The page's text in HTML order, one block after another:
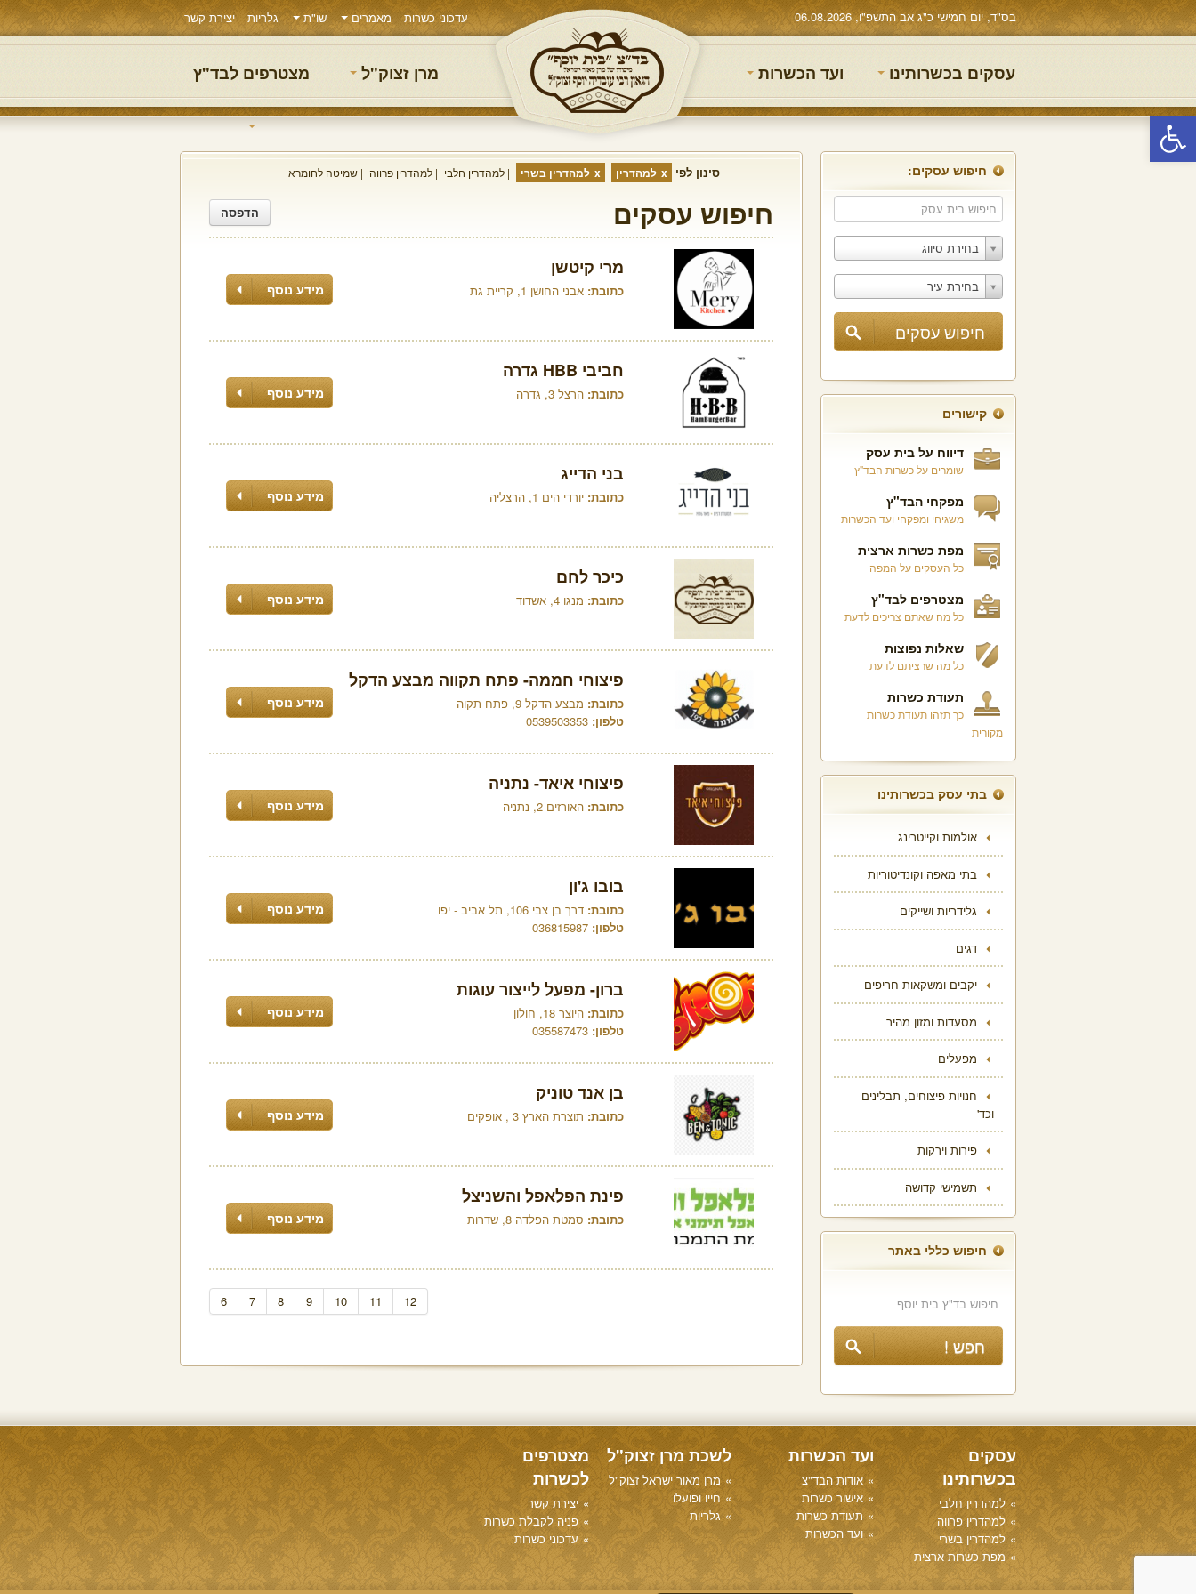
פתח סרגל נגישות
בס"ד, יום חמישי כ"ג אב התשפ"ו, 06.08.2026 עדכוני כשרות מאמרים שו"ת גלריות יצירת קשר
עסקים בכשרותינו ועד הכשרות מרן זצוק"ל מצטרפים לבד"ץ
חיפוש עסקים:
בחירת סיווג
בחירת עיר
קישורים
דיווח על בית עסק
שומרים על כשרות הבד"ץ
מפקחי הבד"ץ
משגיחי ומפקחי ועד הכשרות
מפת כשרות ארצית
כל העסקים על המפה
מצטרפים לבד"ץ
כל מה שאתם צריכים לדעת
שאלות נפוצות
כל מה שרציתם לדעת
תעודת כשרות
כך תזהו תעודת כשרות
מקורית
בתי עסק בכשרותינו
אולמות וקייטרינג
בתי מאפה וקונדיטוריות
גלידריות ושייקים
דגים
יקבים ומשקאות חריפים
מסעדות ומזון מהיר
מפעלים
חנויות פיצוחים, תבלינים
וכד'
פירות וירקות
תשמישי קדושה
חיפוש כללי באתר
סינון לפי למהדרין למהדרין בשרי למהדרין חלבי למהדרין פרווה שמיטה לחומרא
חיפוש עסקים הדפסה
מרי קיטשן
כתובת: אבני החושן 1, קריית גת מידע נוסף
חביבי HBB גדרה
כתובת: הרצל 3, גדרה מידע נוסף
בני הדייג
כתובת: יורדי הים 1, הרצליה מידע נוסף
כיכר לחם
כתובת: מנגו 4, אשדוד מידע נוסף
פיצוחי חממה- פתח תקווה מבצע הדקל
כתובת: מבצע הדקל 9, פתח תקוה
טלפון: 0539503353
מידע נוסף
פיצוחי איאד- נתניה
כתובת: האורזים 2, נתניה מידע נוסף
בובו ג'ון
כתובת: דרך בן צבי 106, תל אביב - יפו
טלפון: 036815987
מידע נוסף
ברון- מפעל לייצור עוגות
כתובת: היוצר 18, חולון
טלפון: 035587473
מידע נוסף
בן אנד טוניק
כתובת: תוצרת הארץ 3 , אופקים מידע נוסף
פינת הפלאפל והשניצל
כתובת: סמטת הפלדה 8, שדרות מידע נוסף
6 7 8 9 10 11 12
עסקים
בכשרותינו
למהדרין חלבי
למהדרין פרווה
למהדרין בשרי
מפת כשרות ארצית
ועד הכשרות
אודות הבד"צ
אישור כשרות
תעודת כשרות
ועד הכשרות
לשכת מרן זצוק"ל
מרן מאור ישראל זצוק"ל
חייו ופועלו
גלריות
מצטרפים
לכשרות
יצירת קשר
פניה לקבלת כשרות
עדכוני כשרות